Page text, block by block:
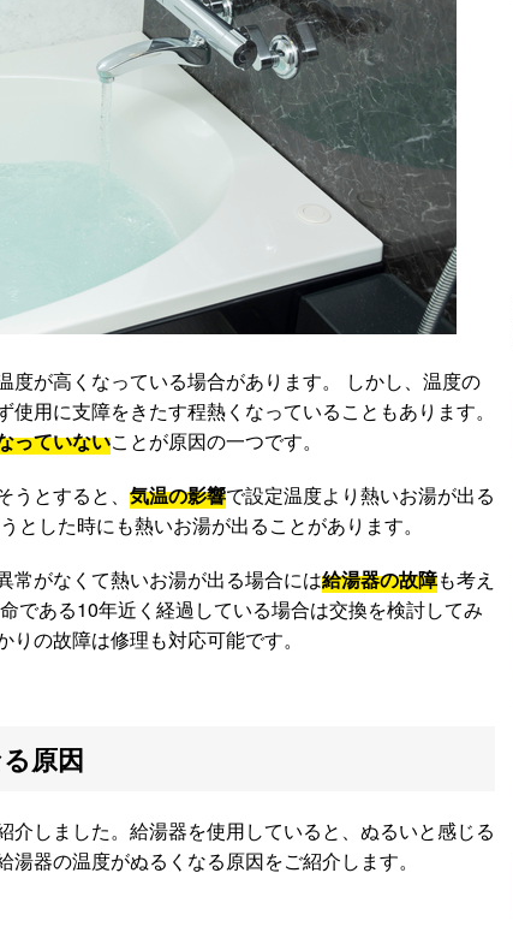
度が高くなっている場合があります。 しかし、温度の
用に支障をきたす程熱くなっていることもあります。
っていないことが原因の一つです。
とすると、 気温の影響で設定温度より熱いお湯が出る
とした時にも熱いお湯が出ることがあります。
常がなくて熱いお湯が出る場合には給湯器の故障も考え
である10年近く経過している場合は交換を検討してみ
の故障は修理も対応可能です。
原因
介しました。給湯器を使用していると、ぬるいと感じる
器の温度がぬるくなる原因をご紹介します。